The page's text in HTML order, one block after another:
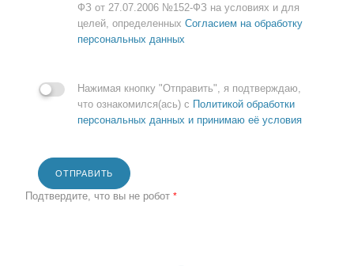
ФЗ от 27.07.2006 №152-ФЗ на условиях и для
целей, определенных Согласием на обработку
персональных данных
Нажимая кнопку "Отправить", я подтверждаю,
что ознакомился(ась) с Политикой обработки
персональных данных и принимаю её условия
ОТПРАВИТЬ
Подтвердите, что вы не робот *